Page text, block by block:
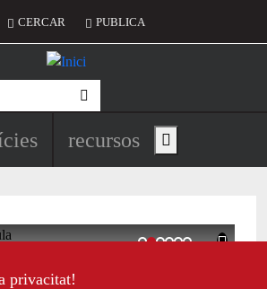
privacitat!
Menú del compte d'usuari
CERCAR PUBLICA
principal de
recursos Show main menu
onada de calor: l’estiu
principals